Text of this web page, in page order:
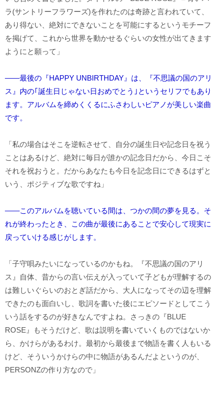
ラ(サントリーフラワーズ)を作れたのは奇跡と言われていて、
あり得ない、絶対にできないことを可能にするというモチーフ
を掲げて、これから世界を動かせるぐらいの女性が出てきます
ようにと願って」
――最後の『HAPPY UNBIRTHDAY』は、『不思議の国のアリ
ス』内の｢誕生日じゃない日おめでとう｣というセリフでもあり
ます。アルバムを締めくくるにふさわしいピアノが美しい楽曲
です。
「私の場合はそこを逆転させて、自分の誕生日や記念日を祝う
ことはあるけど、絶対に毎日が誰かの記念日だから、今日こそ
それを祝おうと。だからあなたも今日を記念日にできるはずと
いう、ポジティブな歌ですね」
――このアルバムを聴いている間は、つかの間の夢を見る。そ
れが終わったとき、この曲が最後にあることで安心して現実に
戻っていける感じがします。
「子守唄みたいになっているのかもね。『不思議の国のアリ
ス』自体、昔からの言い伝えが入っていて子どもが理解するの
は難しいぐらいのおとぎ話だから、大人になってその辺を理解
できたのも面白いし、歌詞を書いた後にエピソードとしてこう
いう話をするのが好きなんですよね。さっきの『BLUE
ROSE』もそうだけど、歌は説明を書いていくものではないか
ら、かけらがあるわけ。最初から最後まで物語を書く人もいる
けど、そういうかけらの中に物語があるんだよというのが、
PERSONZの作り方なので」